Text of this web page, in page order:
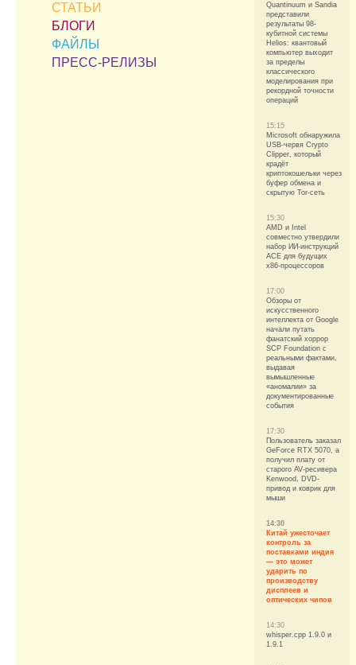
СТАТЬИ
БЛОГИ
ФАЙЛЫ
ПРЕСС-РЕЛИЗЫ
Quantinuum и Sandia
представили
результаты 98-
кубитной системы
Helios: квантовый
компьютер выходит
за пределы
классического
моделирования при
рекордной точности
операций
15:15
Microsoft обнаружила
USB-червя Crypto
Clipper, который
крадёт
криптокошельки через
буфер обмена и
скрытую Tor-сеть
15:30
AMD и Intel
совместно утвердили
набор ИИ-инструкций
ACE для будущих
x86-процессоров
17:00
Обзоры от
искусственного
интеллекта от Google
начали путать
фанатский хоррор
SCP Foundation с
реальными фактами,
выдавая
вымышленные
«аномалии» за
документированные
события
17:30
Пользователь заказал
GeForce RTX 5070, а
получил плату от
старого AV-ресивера
Kenwood, DVD-
привод и коврик для
мыши
14:30
Китай ужесточает
контроль за
поставками индия
— это может
ударить по
производству
дисплеев и
оптических чипов
14:30
whisper.cpp 1.9.0 и
1.9.1